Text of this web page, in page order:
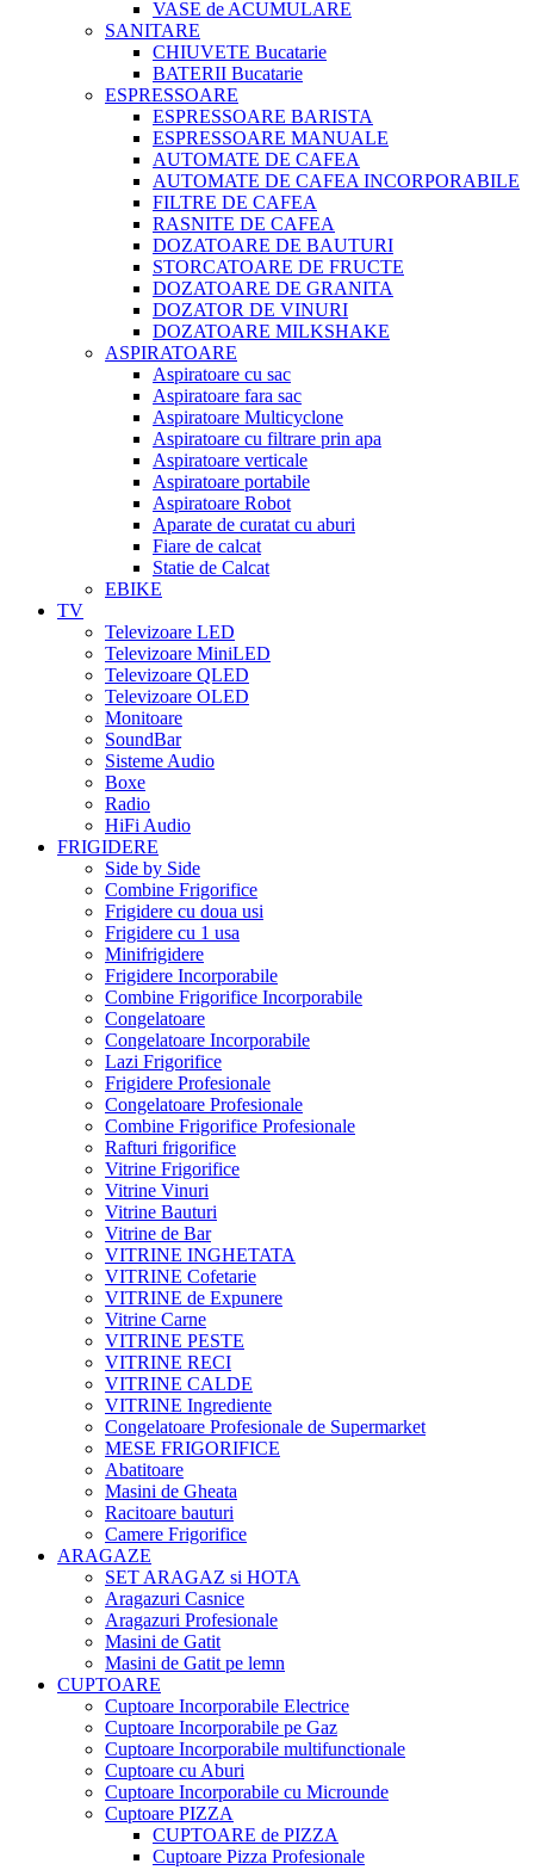
VASE de ACUMULARE
SANITARE
CHIUVETE Bucatarie
BATERII Bucatarie
ESPRESSOARE
ESPRESSOARE BARISTA
ESPRESSOARE MANUALE
AUTOMATE DE CAFEA
AUTOMATE DE CAFEA INCORPORABILE
FILTRE DE CAFEA
RASNITE DE CAFEA
DOZATOARE DE BAUTURI
STORCATOARE DE FRUCTE
DOZATOARE DE GRANITA
DOZATOR DE VINURI
DOZATOARE MILKSHAKE
ASPIRATOARE
Aspiratoare cu sac
Aspiratoare fara sac
Aspiratoare Multicyclone
Aspiratoare cu filtrare prin apa
Aspiratoare verticale
Aspiratoare portabile
Aspiratoare Robot
Aparate de curatat cu aburi
Fiare de calcat
Statie de Calcat
EBIKE
TV
Televizoare LED
Televizoare MiniLED
Televizoare QLED
Televizoare OLED
Monitoare
SoundBar
Sisteme Audio
Boxe
Radio
HiFi Audio
FRIGIDERE
Side by Side
Combine Frigorifice
Frigidere cu doua usi
Frigidere cu 1 usa
Minifrigidere
Frigidere Incorporabile
Combine Frigorifice Incorporabile
Congelatoare
Congelatoare Incorporabile
Lazi Frigorifice
Frigidere Profesionale
Congelatoare Profesionale
Combine Frigorifice Profesionale
Rafturi frigorifice
Vitrine Frigorifice
Vitrine Vinuri
Vitrine Bauturi
Vitrine de Bar
VITRINE INGHETATA
VITRINE Cofetarie
VITRINE de Expunere
Vitrine Carne
VITRINE PESTE
VITRINE RECI
VITRINE CALDE
VITRINE Ingrediente
Congelatoare Profesionale de Supermarket
MESE FRIGORIFICE
Abatitoare
Masini de Gheata
Racitoare bauturi
Camere Frigorifice
ARAGAZE
SET ARAGAZ si HOTA
Aragazuri Casnice
Aragazuri Profesionale
Masini de Gatit
Masini de Gatit pe lemn
CUPTOARE
Cuptoare Incorporabile Electrice
Cuptoare Incorporabile pe Gaz
Cuptoare Incorporabile multifunctionale
Cuptoare cu Aburi
Cuptoare Incorporabile cu Microunde
Cuptoare PIZZA
CUPTOARE de PIZZA
Cuptoare Pizza Profesionale